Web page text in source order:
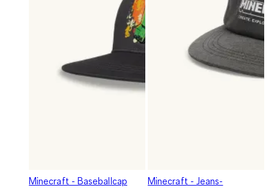
Minecraft - Baseballcap
Minecraft - Jeans-